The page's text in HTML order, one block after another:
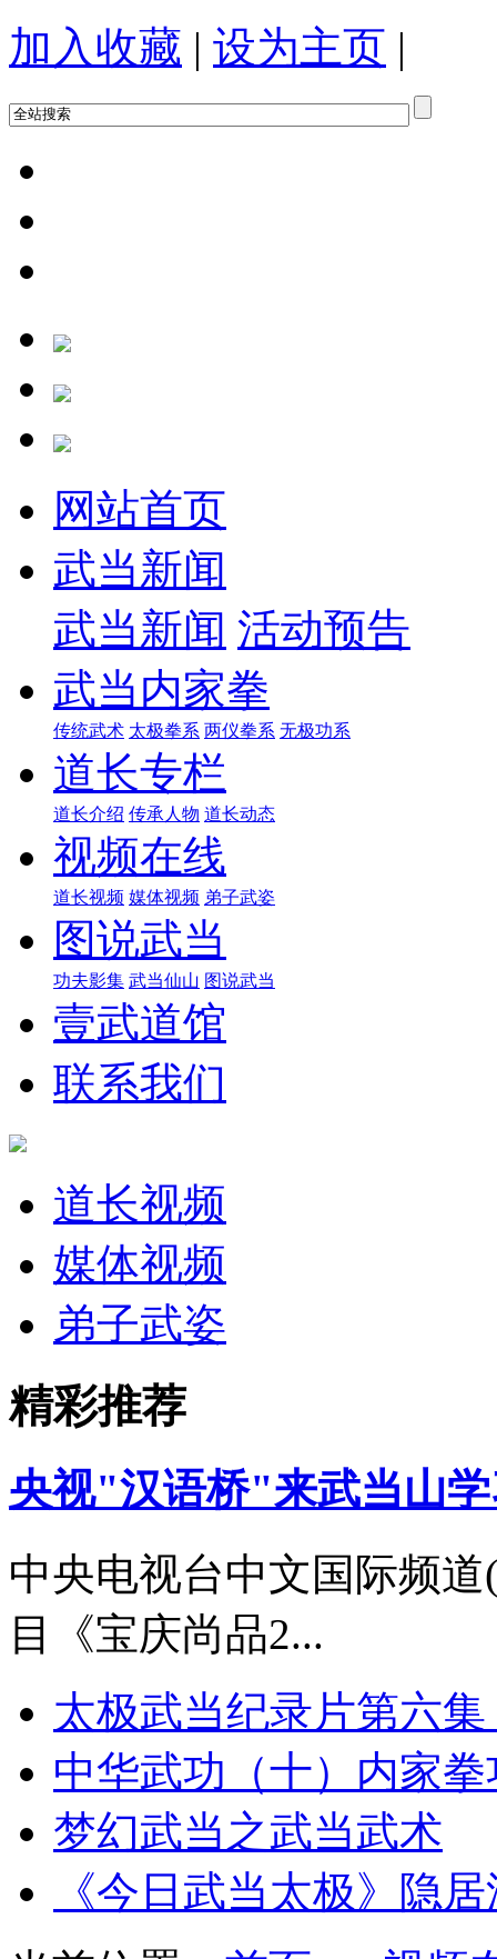
加入收藏 | 设为主页 |
网站首页
武当新闻
武当新闻 活动预告
武当内家拳
传统武术 太极拳系 两仪拳系 无极功系
道长专栏
道长介绍 传承人物 道长动态
视频在线
道长视频 媒体视频 弟子武姿
图说武当
功夫影集 武当仙山 图说武当
壹武道馆
联系我们
道长视频
媒体视频
弟子武姿
精彩推荐
央视"汉语桥"来武当山
中央电视台中文国际频
目《宝庆尚品2...
太极武当纪录片第六
中华武功（十）内家拳
梦幻武当之武当武术
《今日武当太极》隐